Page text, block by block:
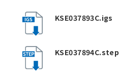
KSE037893C.igs
KSE037894C.step